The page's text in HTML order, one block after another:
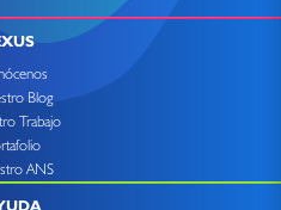
Blog
Trabajo
ANS